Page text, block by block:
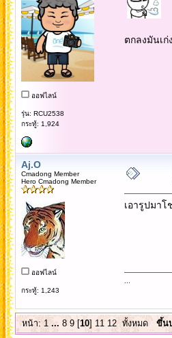
ออฟไลน์
รุ่น: RCU2538
กระทู้: 1,924
ตกลงมันเก่
Aj.O
Cmadong Member
Hero Cmadong Member
ออฟไลน์
กระทู้: 1,243
เอารูปมาโ
หน้า:1 ... 8 9[10] 11 12 ทั้งหมด ขึ้น